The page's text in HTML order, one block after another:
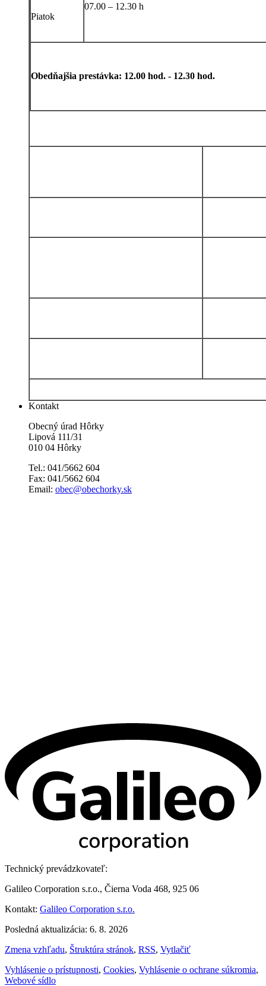
Piatok
07.00 – 12.30 h
Obedňajšia prestávka: 12.00 hod. - 12.30 hod.
Kontakt
Obecný úrad Hôrky
Lipová 111/31
010 04 Hôrky
Tel.: 041/5662 604
Fax: 041/5662 604
Email: obec@obechorky.sk
Technický prevádzkovateľ:
Galileo Corporation s.r.o., Čierna Voda 468, 925 06
Kontakt: Galileo Corporation s.r.o.
Posledná aktualizácia: 6. 8. 2026
Zmena vzhľadu, Štruktúra stránok, RSS, Vytlačiť
Vyhlásenie o prístupnosti, Cookies, Vyhlásenie o ochrane súkromia,
Webové sídlo